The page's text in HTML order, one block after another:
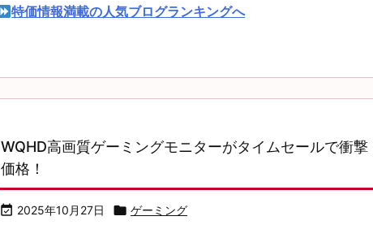
特価情報満載の人気ブログランキングへ
WQHD高画質ゲーミングモニターがタイムセールで衝撃
価格！
 2025年10月27日  ゲーミング